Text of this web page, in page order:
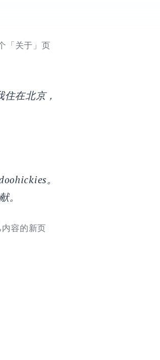
「关于」页
在北京，
。
。
容的新页